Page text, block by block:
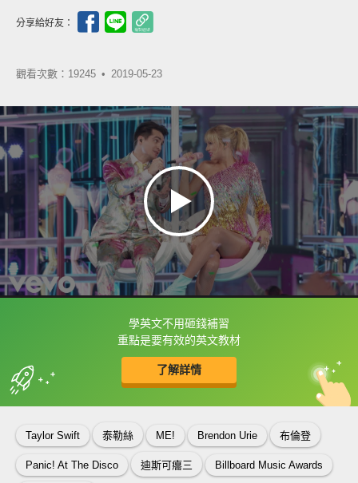
分享給好友：
觀看次數：19245 • 2019-05-23
學英文不用砸錢補習
重點是要有效的英文教材
了解詳情
框選或點兩下字幕可以直接查字典喔！
收錄佳句 中
英
Taylor Swift 泰勒絲 ME! Brendon Urie 布倫登
Panic! At The Disco 迪斯可癟三 Billboard Music Awards